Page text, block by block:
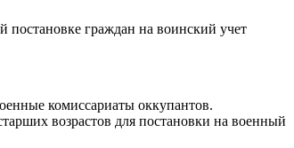
постановке граждан на воинский учет
комиссариаты оккупантов.
возрастов для постановки на военный